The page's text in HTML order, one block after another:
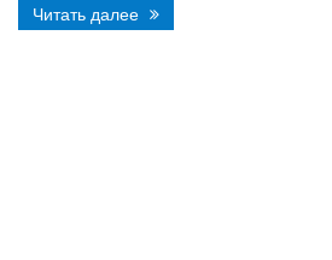
Читать далее